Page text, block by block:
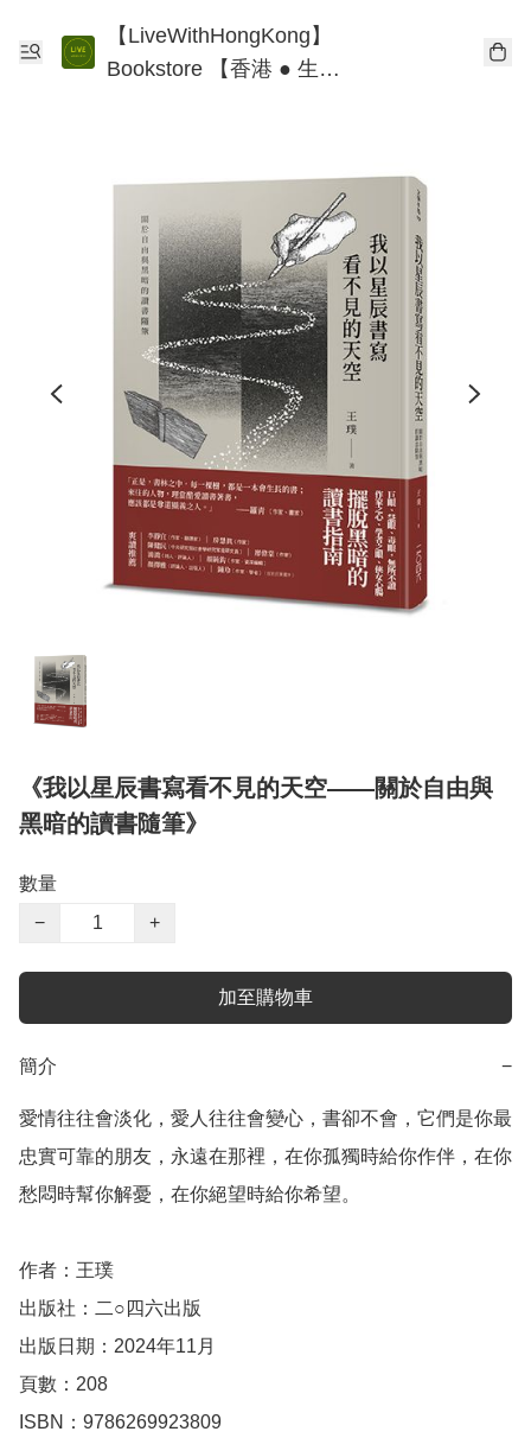
【LiveWithHongKong】
Bookstore 【香港 ● 生
《我以星辰書寫看不見的天空——關於自由與
黑暗的讀書隨筆》
數量
−
+
加至購物車
簡介 −
愛情往往會淡化，愛人往往會變心，書卻不會，它們是你最
忠實可靠的朋友，永遠在那裡，在你孤獨時給你作伴，在你
愁悶時幫你解憂，在你絕望時給你希望。
作者：王璞
出版社：二○四六出版
出版日期：2024年11月
頁數：208
ISBN：9786269923809